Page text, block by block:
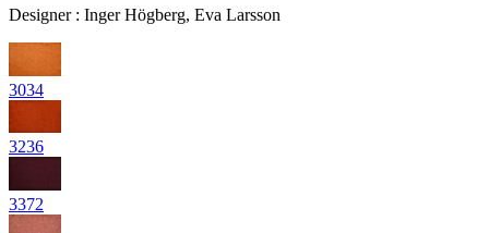
Designer : Inger Högberg, Eva Larsson
3034
3236
3372